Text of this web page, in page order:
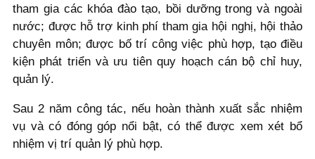
tham gia các khóa đào tạo, bồi dưỡng trong và ngoài
nước; được hỗ trợ kinh phí tham gia hội nghị, hội thảo
chuyên môn; được bố trí công việc phù hợp, tạo điều
kiện phát triển và ưu tiên quy hoạch cán bộ chỉ huy,
quản lý.
Sau 2 năm công tác, nếu hoàn thành xuất sắc nhiệm
vụ và có đóng góp nổi bật, có thể được xem xét bổ
nhiệm vị trí quản lý phù hợp.